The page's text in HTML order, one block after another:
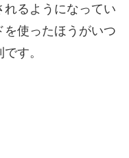
るようになってい
を使ったほうがいつ
す。